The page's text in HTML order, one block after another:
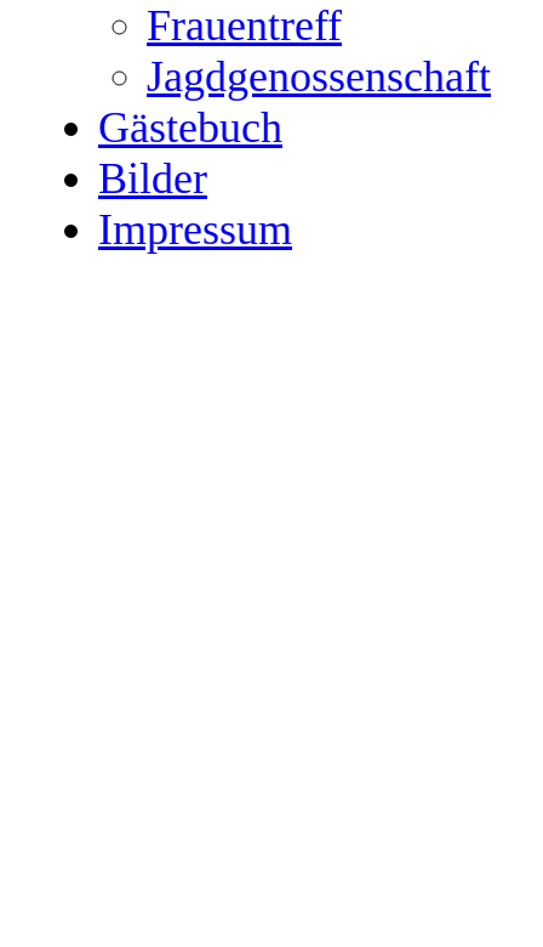
Frauentreff
Jagdgenossenschaft
Gästebuch
Bilder
Impressum